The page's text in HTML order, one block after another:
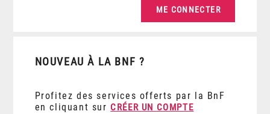
NOUVEAU À LA BNF ?
Profitez des services offerts par la BnF
en cliquant sur CRÉER UN COMPTE